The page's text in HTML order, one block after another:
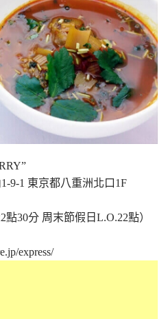
9-1 東京都八重洲北口1F
30分 周末節假日L.O.22點）
express/